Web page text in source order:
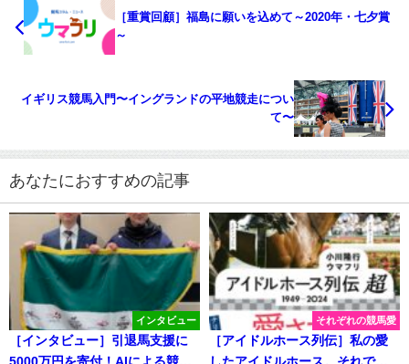
［重賞回顧］福島に願いを込めて～2020年・七夕賞
～
イギリス競馬入門〜イングランドの平地競走につい
て〜
あなたにおすすめの記事
インタビュー
［インタビュー］引退馬支援に
5000万円を寄付！AIによる競馬
それぞれの競馬愛
［アイドルホース列伝］私の愛
したアイドルホース。それでも